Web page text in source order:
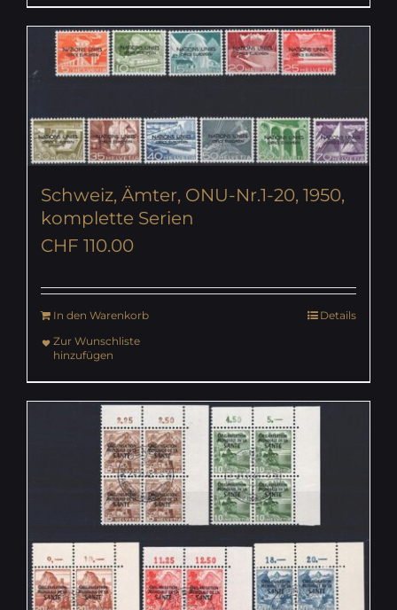
Schweiz, Ämter, ONU-Nr.1-20, 1950,
komplette Serien
CHF 110.00
In den Warenkorb
Details
Zur Wunschliste
hinzufügen